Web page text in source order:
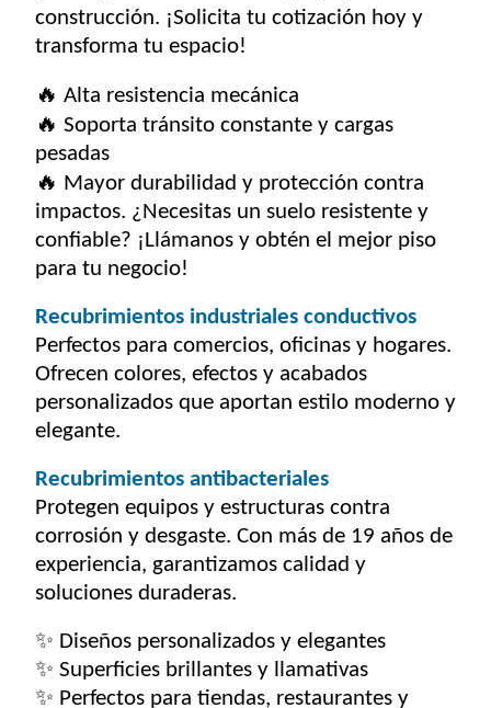
construcción. ¡Solicita tu cotización hoy y
transforma tu espacio!
🔥 Alta resistencia mecánica
🔥 Soporta tránsito constante y cargas
pesadas
🔥 Mayor durabilidad y protección contra
impactos. ¿Necesitas un suelo resistente y
confiable? ¡Llámanos y obtén el mejor piso
para tu negocio!
Recubrimientos industriales conductivos
Perfectos para comercios, oficinas y hogares.
Ofrecen colores, efectos y acabados
personalizados que aportan estilo moderno y
elegante.
Recubrimientos antibacteriales
Protegen equipos y estructuras contra
corrosión y desgaste. Con más de 19 años de
experiencia, garantizamos calidad y
soluciones duraderas.
✨ Diseños personalizados y elegantes
✨ Superficies brillantes y llamativas
✨ Perfectos para tiendas, restaurantes y